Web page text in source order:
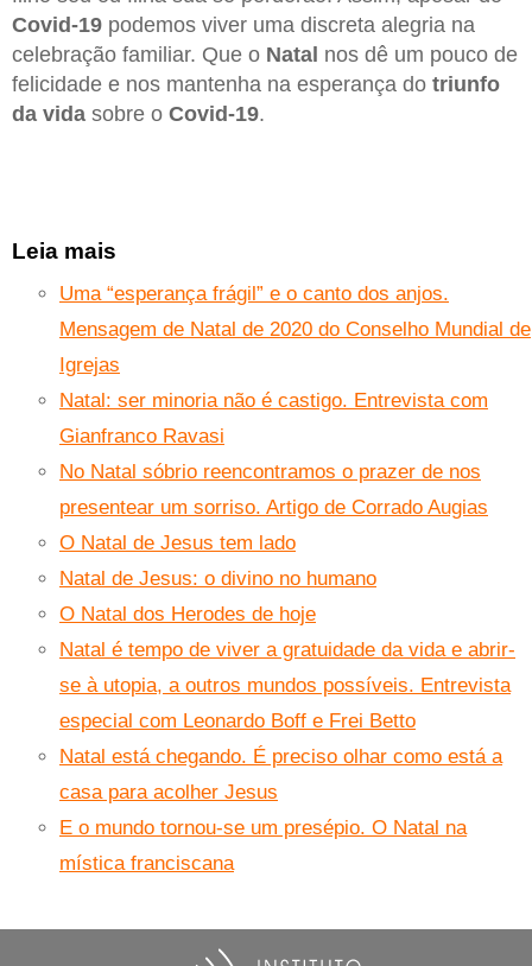
Covid-19 podemos viver uma discreta alegria na
celebração familiar. Que o Natal nos dê um pouco de
felicidade e nos mantenha na esperança do triunfo
da vida sobre o Covid-19.
Leia mais
Uma “esperança frágil” e o canto dos anjos.
Mensagem de Natal de 2020 do Conselho Mundial de
Igrejas
Natal: ser minoria não é castigo. Entrevista com
Gianfranco Ravasi
No Natal sóbrio reencontramos o prazer de nos
presentear um sorriso. Artigo de Corrado Augias
O Natal de Jesus tem lado
Natal de Jesus: o divino no humano
O Natal dos Herodes de hoje
Natal é tempo de viver a gratuidade da vida e abrir-
se à utopia, a outros mundos possíveis. Entrevista
especial com Leonardo Boff e Frei Betto
Natal está chegando. É preciso olhar como está a
casa para acolher Jesus
E o mundo tornou-se um presépio. O Natal na
mística franciscana